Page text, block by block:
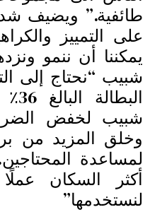
طائفية.” ويضيف
على التمييز
يمكننا أن ننمو
شبيب “نحتاج إلى
شبيب لخفض
وخلق المزيد من
لمساعدة
أكثر السكان
لنستخدمها”